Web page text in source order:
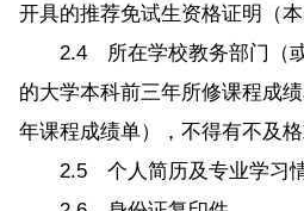
开具的推荐免试生资格证明（
2.4 所在学校教务部门（或
的大学本科前三年所修课程成
年课程成绩单），不得有不及格
2.5 个人简历及专业学习